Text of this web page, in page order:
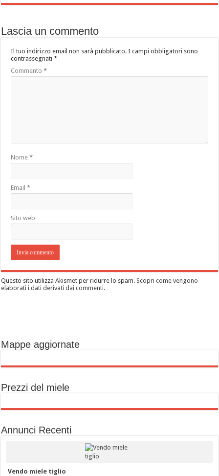
Lascia un commento
Il tuo indirizzo email non sarà pubblicato. I campi obbligatori sono
contrassegnati*
Commento*
Nome*
Email*
Sito web
Questo sito utilizza Akismet per ridurre lo spam.Scopri come vengono
elaborati i dati derivati dai commenti.
Mappe aggiornate
Prezzi del miele
Annunci Recenti
Vendo miele tiglio